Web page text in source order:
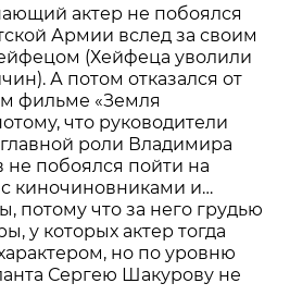
актер не побоялся
Армии вслед за своим
(Хейфеца уволили
А потом отказался от
фильме «Земля
что руководители
роли Владимира
побоялся пойти на
киночиновниками и…
потому что за него грудью
у которых актер тогда
но по уровню
Сергею Шакурову не